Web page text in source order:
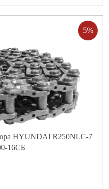
5%
HYUNDAI R250NLC-7
16СБ